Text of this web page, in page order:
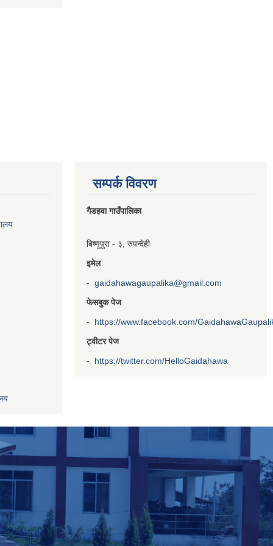
सम्पर्क विवरण
गैडहवा गाउँपालिका
बिष्णुपुरा - ३, रुपन्देही
इमेल
- gaidahawagaupalika@gmail.com
फेसबुक पेज
- https://www.facebook.com/
ट्वीटर पेज
- https://twitter.com/HelloGaidahawa